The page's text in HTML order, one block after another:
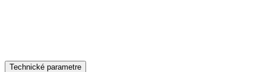
Technické parametre